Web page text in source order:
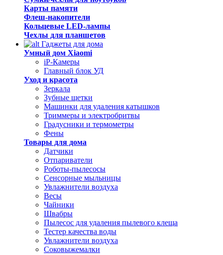
Карты памяти
Флеш-накопители
Кольцевые LED-лампы
Чехлы для планшетов
Гаджеты для дома
Умный дом Xiaomi
iP-Камеры
Главный блок УД
Уход и красота
Зеркала
Зубные щетки
Машинки для удаления катышков
Триммеры и электробритвы
Градусники и термометры
Фены
Товары для дома
Датчики
Отпариватели
Роботы-пылесосы
Сенсорные мыльницы
Увлажнители воздуха
Весы
Чайники
Швабры
Пылесос для удаления пылевого клеща
Тестер качества воды
Увлажнители воздуха
Соковыжемалки